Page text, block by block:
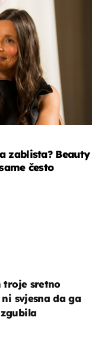
zablista? Beauty
često
troje sretno
svjesna da ga